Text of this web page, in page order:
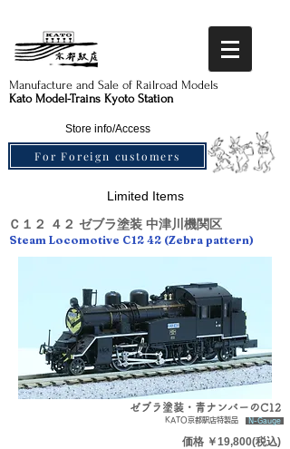
Manufacture and Sale of Railroad Models​
Kato Model-Trains Kyoto Station
Store info/Access
For Foreign customers
Limited Items
Ｃ１２ ４２ ゼブラ塗装 中津川機関区
Steam Locomotive C12 42 (Zebra pattern)
ゼブラ塗装・青ナンバーのC12
KATO京都駅店特製品 N-Gauge
価格 ￥19,800(税込)